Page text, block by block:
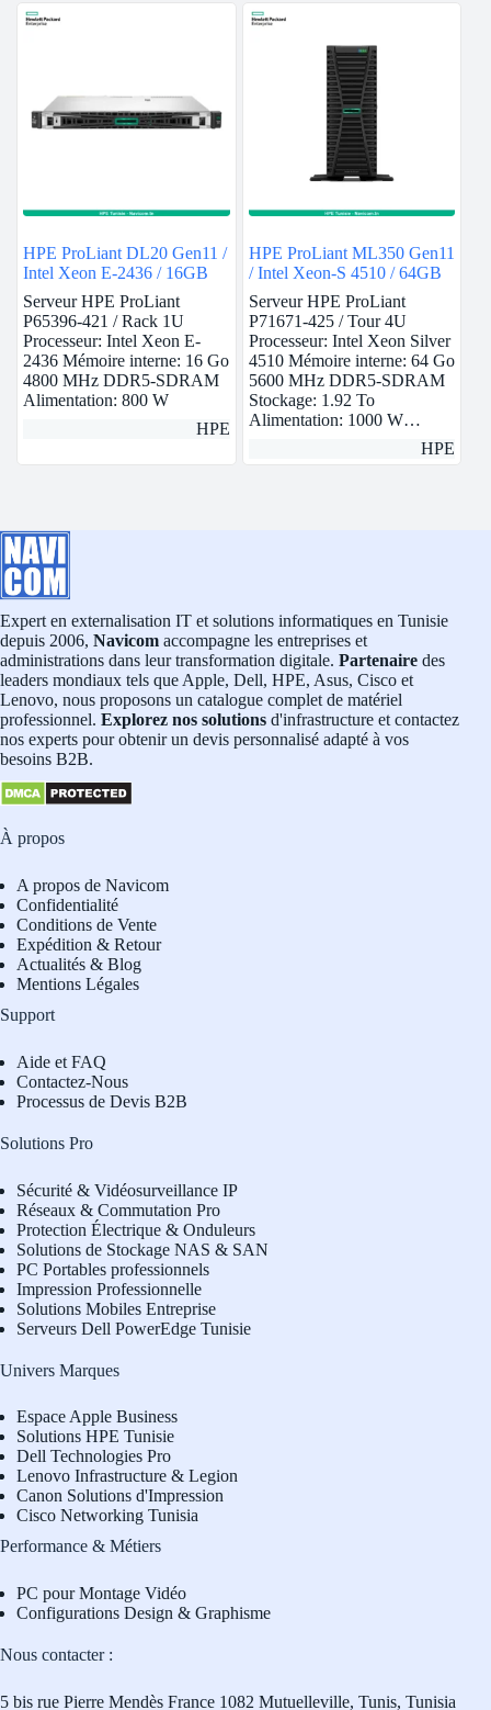
HPE ProLiant DL20 Gen11 /
Intel Xeon E-2436 / 16GB
Serveur HPE ProLiant
P65396-421 / Rack 1U
Processeur: Intel Xeon E-
2436 Mémoire interne: 16 Go
4800 MHz DDR5-SDRAM
Alimentation: 800 W
HPE
HPE ProLiant ML350 Gen11
/ Intel Xeon-S 4510 / 64GB
Serveur HPE ProLiant
P71671-425 / Tour 4U
Processeur: Intel Xeon Silver
4510 Mémoire interne: 64 Go
5600 MHz DDR5-SDRAM
Stockage: 1.92 To
Alimentation: 1000 W…
HPE
Expert en externalisation IT et solutions informatiques en Tunisie
depuis 2006, Navicom accompagne les entreprises et
administrations dans leur transformation digitale. Partenaire des
leaders mondiaux tels que Apple, Dell, HPE, Asus, Cisco et
Lenovo, nous proposons un catalogue complet de matériel
professionnel. Explorez nos solutions d'infrastructure et contactez
nos experts pour obtenir un devis personnalisé adapté à vos
besoins B2B.
À propos
A propos de Navicom
Confidentialité
Conditions de Vente
Expédition & Retour
Actualités & Blog
Mentions Légales
Support
Aide et FAQ
Contactez-Nous
Processus de Devis B2B
Solutions Pro
Sécurité & Vidéosurveillance IP
Réseaux & Commutation Pro
Protection Électrique & Onduleurs
Solutions de Stockage NAS & SAN
PC Portables professionnels
Impression Professionnelle
Solutions Mobiles Entreprise
Serveurs Dell PowerEdge Tunisie
Univers Marques
Espace Apple Business
Solutions HPE Tunisie
Dell Technologies Pro
Lenovo Infrastructure & Legion
Canon Solutions d'Impression
Cisco Networking Tunisia
Performance & Métiers
PC pour Montage Vidéo
Configurations Design & Graphisme
Nous contacter :
5 bis rue Pierre Mendès France 1082 Mutuelleville, Tunis, Tunisia